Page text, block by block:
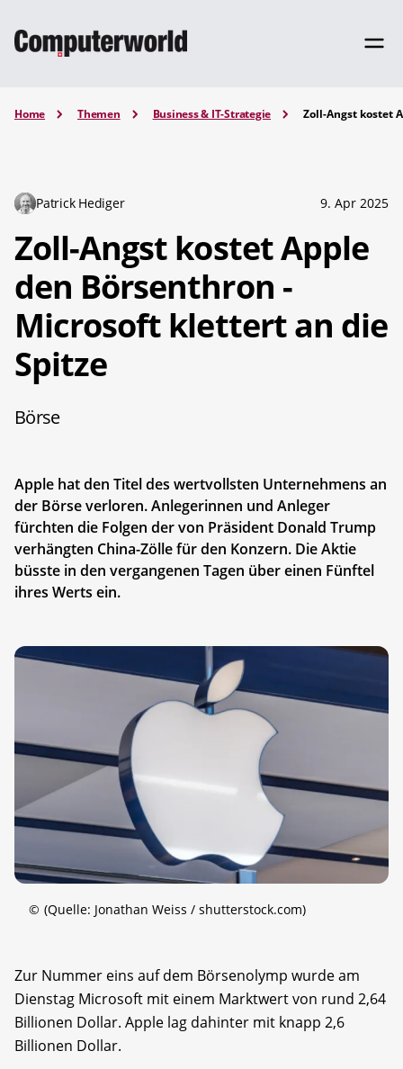
Home Themen Business & IT-Strategie Zoll-Angst kostet
Patrick Hediger 9. Apr 2025
Zoll-Angst kostet Apple
den Börsenthron -
Microsoft klettert an die
Spitze
Börse
Apple hat den Titel des wertvollsten Unternehmens an
der Börse verloren. Anlegerinnen und Anleger
fürchten die Folgen der von Präsident Donald Trump
verhängten China-Zölle für den Konzern. Die Aktie
büsste in den vergangenen Tagen über einen Fünftel
ihres Werts ein.
© (Quelle: Jonathan Weiss / shutterstock.com)
Zur Nummer eins auf dem Börsenolymp wurde am
Dienstag Microsoft mit einem Marktwert von rund 2,64
Billionen Dollar. Apple lag dahinter mit knapp 2,6
Billionen Dollar.